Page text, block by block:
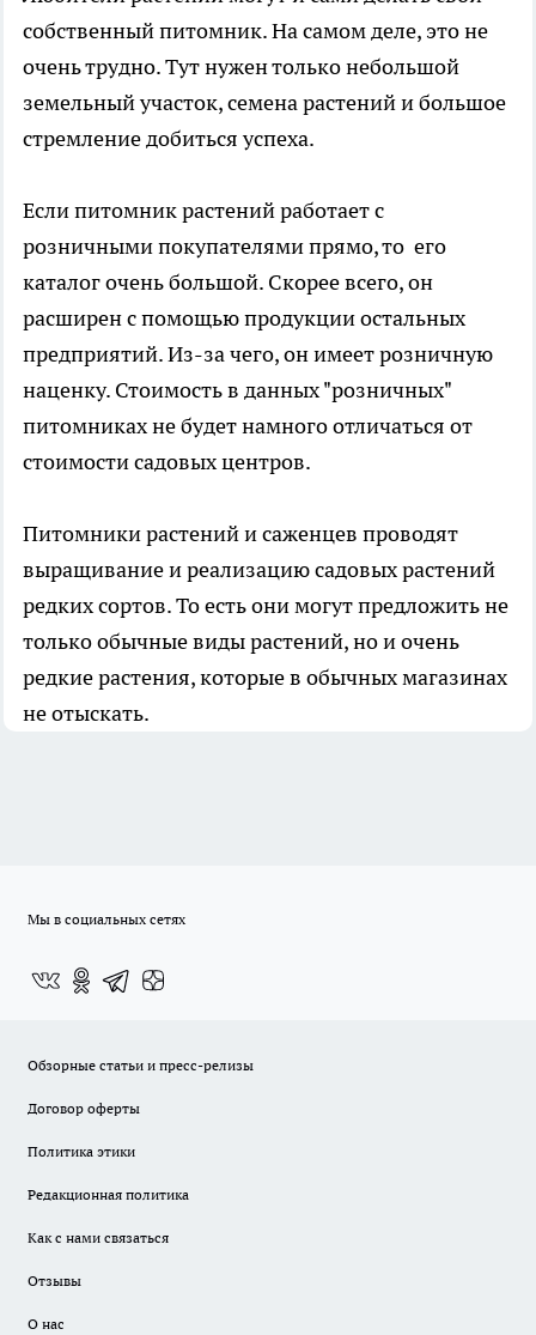
собственный питомник. На самом деле, это не
очень трудно. Тут нужен только небольшой
земельный участок, семена растений и большое
стремление добиться успеха.
Если питомник растений работает с
розничными покупателями прямо, то его
каталог очень большой. Скорее всего, он
расширен с помощью продукции остальных
предприятий. Из-за чего, он имеет розничную
наценку. Стоимость в данных "розничных"
питомниках не будет намного отличаться от
стоимости садовых центров.
Питомники растений и саженцев проводят
выращивание и реализацию садовых растений
редких сортов. То есть они могут предложить не
только обычные виды растений, но и очень
редкие растения, которые в обычных магазинах
не отыскать.
Мы в социальных сетях
Обзорные статьи и пресс-релизы
Договор оферты
Политика этики
Редакционная политика
Как с нами связаться
Отзывы
О нас